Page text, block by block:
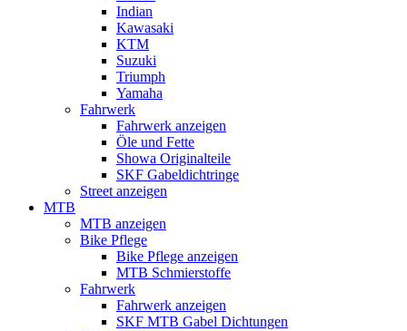
Indian
Kawasaki
KTM
Suzuki
Triumph
Yamaha
Fahrwerk
Fahrwerk anzeigen
Öle und Fette
Showa Originalteile
SKF Gabeldichtringe
Street anzeigen
MTB
MTB anzeigen
Bike Pflege
Bike Pflege anzeigen
MTB Schmierstoffe
Fahrwerk
Fahrwerk anzeigen
SKF MTB Gabel Dichtungen